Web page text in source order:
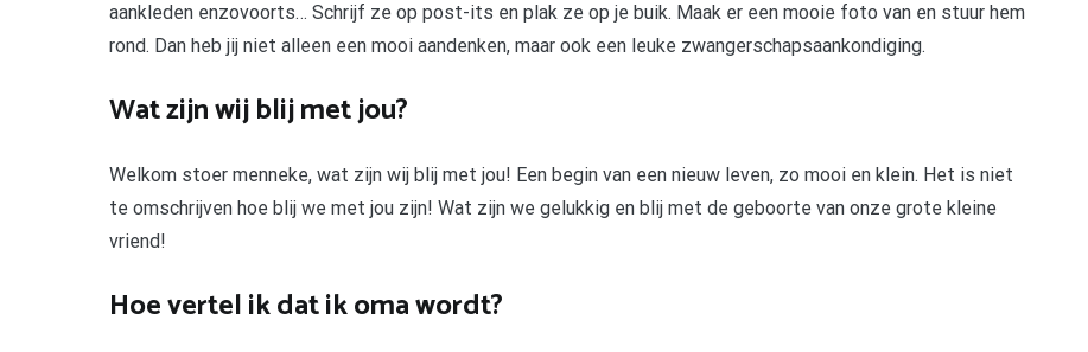
aankleden enzovoorts… Schrijf ze op post-its en plak ze op je buik. Maak er een mooie foto van en stuur hem
rond. Dan heb jij niet alleen een mooi aandenken, maar ook een leuke zwangerschapsaankondiging.
Wat zijn wij blij met jou?
Welkom stoer menneke, wat zijn wij blij met jou! Een begin van een nieuw leven, zo mooi en klein. Het is niet
te omschrijven hoe blij we met jou zijn! Wat zijn we gelukkig en blij met de geboorte van onze grote kleine
vriend!
Hoe vertel ik dat ik oma wordt?